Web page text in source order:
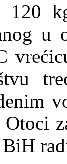
Otoci